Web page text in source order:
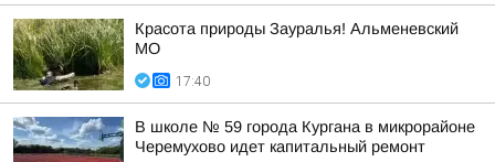
Красота природы Зауралья! Альменевский
МО
17:40
В школе № 59 города Кургана в микрорайоне
Черемухово идет капитальный ремонт